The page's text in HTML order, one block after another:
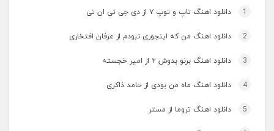
1 دانلود اهنگ تاپ و توپ ۷ از دی جی تی ان تی
2 دانلود اهنگ من که اینجوری نبودم از عرفان افتخاری
3 دانلود اهنگ برنو بدوش ۲ از امیر خجسته
4 دانلود اهنگ ماه من بودی از حامد ذاکری
5 دانلود اهنگ تروما از مستر